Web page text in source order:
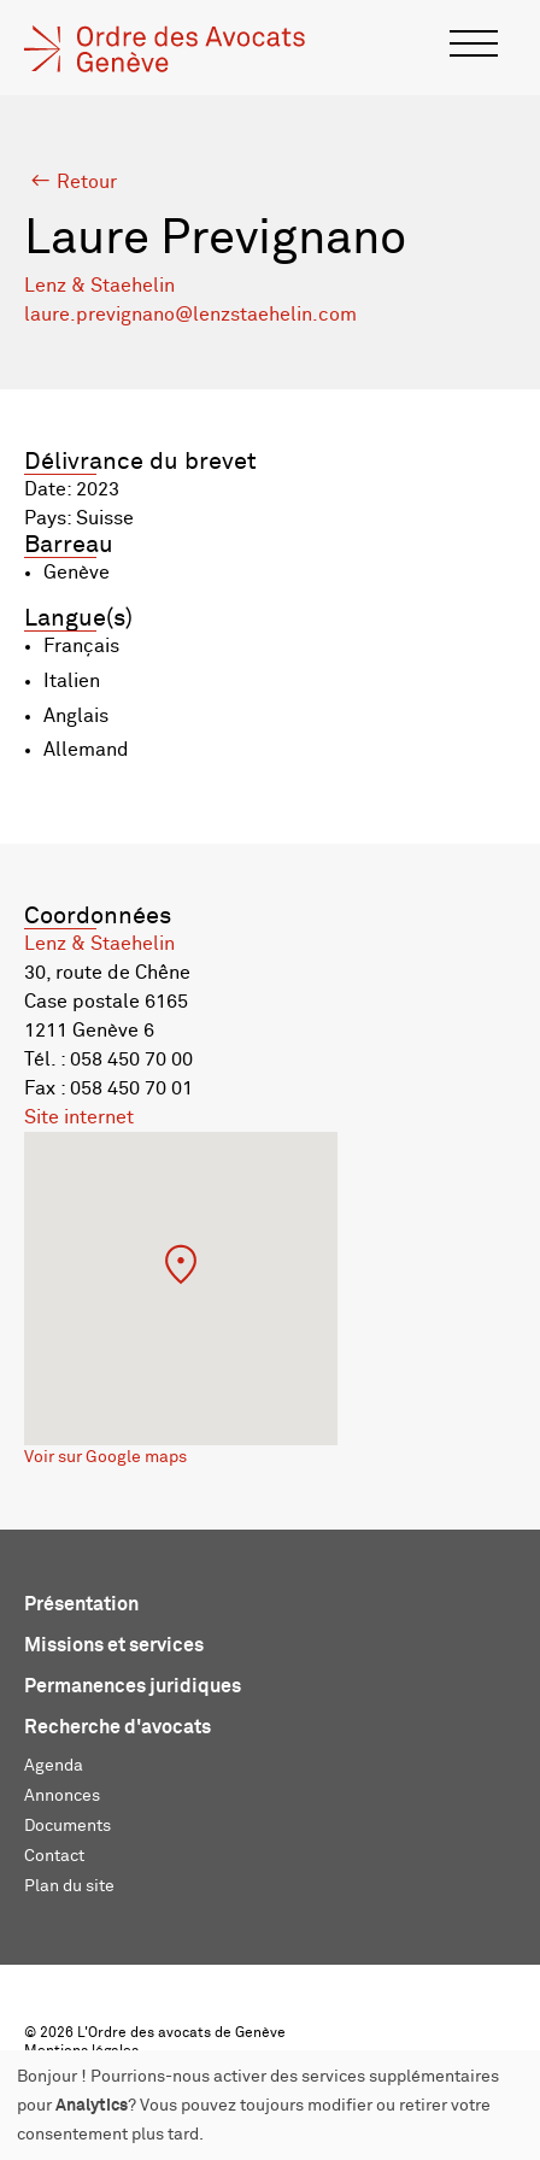
Retour
Laure Prevignano
Lenz & Staehelin
laure.prevignano@lenzstaehelin.com
Délivrance du brevet
Date: 2023
Pays: Suisse
Barreau
Genève
Langue(s)
Français
Italien
Anglais
Allemand
Coordonnées
Lenz & Staehelin
30, route de Chêne
Case postale 6165
1211 Genève 6
Tél. : 058 450 70 00
Fax : 058 450 70 01
Site internet
Voir sur Google maps
Présentation
Missions et services
Permanences juridiques
Recherche d'avocats
Agenda
Annonces
Documents
Contact
Plan du site
© 2026 L'Ordre des avocats de Genève
Mentions légales
Créé par monoloco
Bonjour ! Pourrions-nous activer des services supplémentaires
pour Analytics? Vous pouvez toujours modifier ou retirer votre
consentement plus tard.